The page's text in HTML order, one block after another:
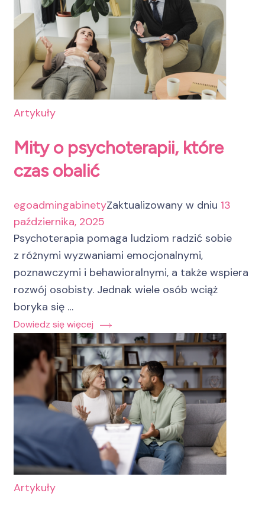
Artykuły
Mity o psychoterapii, które
czas obalić
egoadmingabinetyZaktualizowany w dniu 13
października, 2025
Psychoterapia pomaga ludziom radzić sobie
z różnymi wyzwaniami emocjonalnymi,
poznawczymi i behawioralnymi, a także wspiera
rozwój osobisty. Jednak wiele osób wciąż
boryka się …
Dowiedz się więcej
Artykuły